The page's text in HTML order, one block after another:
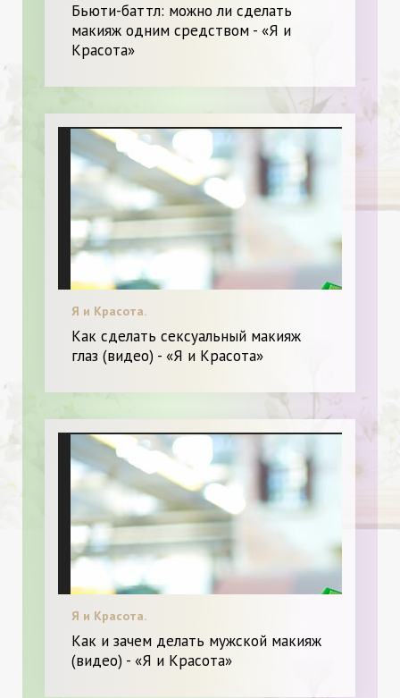
Бьюти-баттл: можно ли сделать
макияж одним средством - «Я и
Красота»
Я и Красота.
Как сделать сексуальный макияж
глаз (видео) - «Я и Красота»
Я и Красота.
Как и зачем делать мужской макияж
(видео) - «Я и Красота»